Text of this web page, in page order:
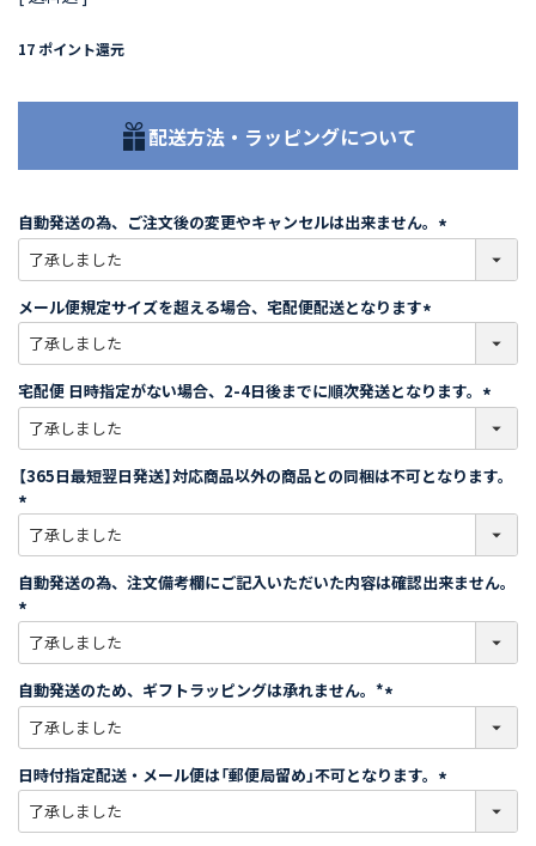
17 ポイント還元
配送方法・ラッピングについて
自動発送の為、ご注文後の変更やキャンセルは出来ません。
必
)
メール便規定サイズを超える場合、宅配便配送となります
必
須
)
宅配便 日時指定がない場合、2-4日後までに順次発送となります。
必
須
)
【365日最短翌日発送】対応商品以外の商品との同梱は不可となります。
必
須
)
自動発送の為、注文備考欄にご記入いただいた内容は確認出来ません。
必
須
)
自動発送のため、ギフトラッピングは承れません。*
必
須
)
日時付指定配送・メール便は「郵便局留め」不可となります。
必